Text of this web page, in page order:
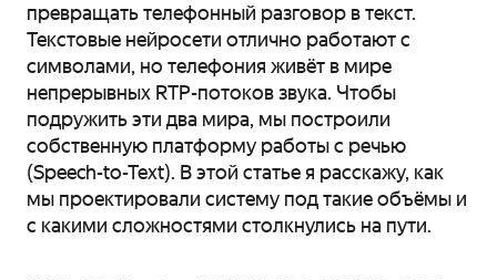
превращать телефонный разговор в текст.
Текстовые нейросети отлично работают с
символами, но телефония живёт в мире
непрерывных RTP-потоков звука. Чтобы
подружить эти два мира, мы построили
собственную платформу работы с речью
(Speech-to-Text). В этой статье я расскажу, как
мы проектировали систему под такие объёмы и
с какими сложностями столкнулись на пути.